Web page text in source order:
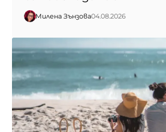
Милена Зънзова04.08.2026